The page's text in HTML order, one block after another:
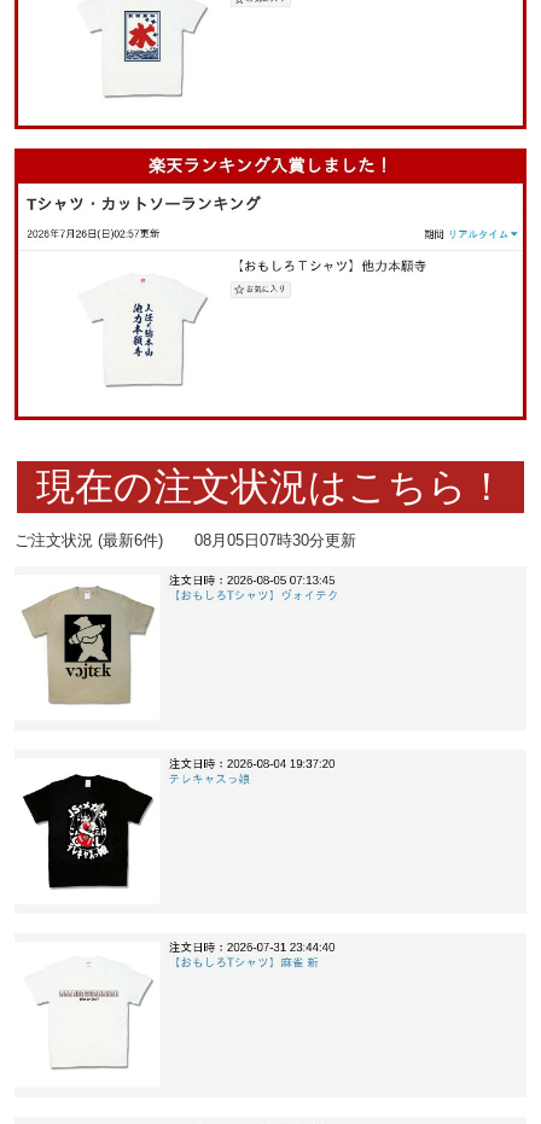
現在の注文状況はこちら！
ご注文状況 (最新6件) 08月05日07時30分更新